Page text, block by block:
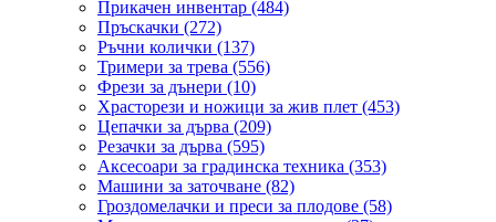
Прикачен инвентар (484)
Пръскачки (272)
Ръчни колички (137)
Тримери за трева (556)
Фрези за дънери (10)
Храсторези и ножици за жив плет (453)
Цепачки за дърва (209)
Резачки за дърва (595)
Аксесоари за градинска техника (353)
Машини за заточване (82)
Гроздомелачки и преси за плодове (58)